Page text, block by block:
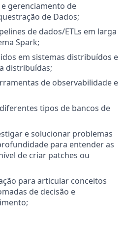
gerenciamento de
de Dados;
de dados/ETLs em larga
Spark;
em sistemas distribuídos e
distribuídas;
de observabilidade e
tipos de bancos de
e solucionar problemas
para entender as
de criar patches ou
para articular conceitos
de decisão e